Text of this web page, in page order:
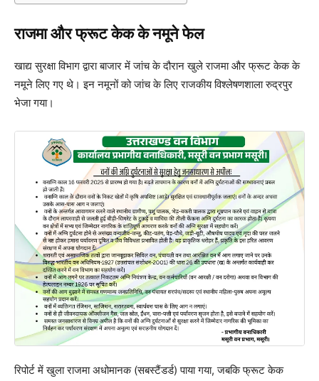
राजमा और फ्रूट केक के नमूने फेल
खाद्य सुरक्षा विभाग द्वारा बाजार में जांच के दौरान खुले राजमा और फ्रूट केक के
नमूने लिए गए थे। इन नमूनों को जांच के लिए राजकीय विश्लेषणशाला रुद्रपुर
भेजा गया।
रिपोर्ट में खुला राजमा अधोमानक (सबस्टैंडर्ड) पाया गया, जबकि फ्रूट केक